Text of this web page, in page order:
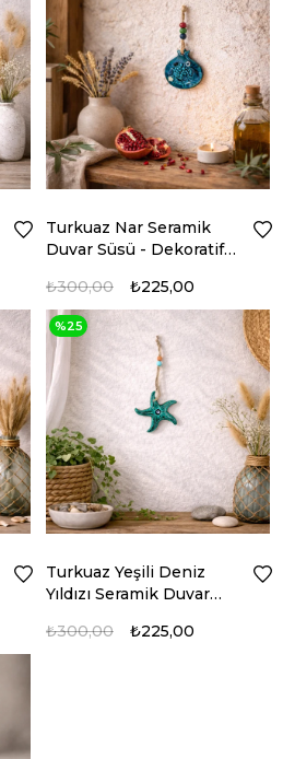
Turkuaz Nar Seramik
Duvar Süsü - Dekoratif
₺225,00
₺300,00
Turkuaz Yeşili Deniz
Yıldızı Seramik Duvar
₺225,00
₺300,00
%25